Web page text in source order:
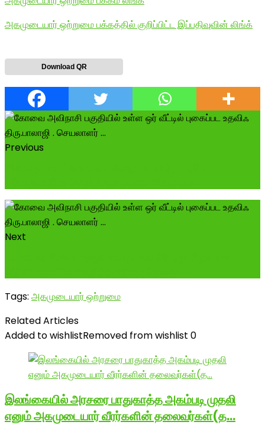
அகமுடையார் ஒற்றுமை பக்கத்தில் குறிப்பிட்ட இப்பதிவுவின் லிங்க்
Download QR
Previous
Next
Tags: அகமுடையார் ஒற்றுமை
Related Articles
Added to wishlistRemoved from wishlist 0
இலங்கையில் அரசரை பாதுகாத்த அகம்படி முதலி
எனும் அகமுடையார் வீரர்களின் தலைவர்கள்(த…